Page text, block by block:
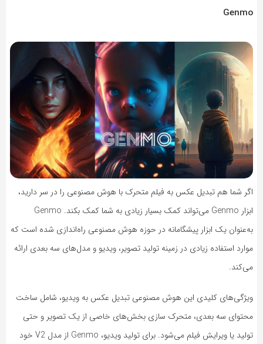
Genmo
اگر شما هم تبدیل عکس به فیلم متحرک با هوش مصنوعی را در سر دارید،
ابزار Genmo می‌تواند کمک بسیار زیادی به شما کمک بکند. Genmo
به‌عنوان یک ابزار پیشگامانه در حوزه هوش مصنوعی راه‌اندازی شده است که
موارد استفاده زیادی در زمینه تولید تصویر، ویدیو و مدل‌های سه بعدی ارائه
می‌کند.
ویژگی‌های کلیدی این هوش مصنوعی تبدیل عکس به ویدیو، شامل ساخت
محتوای سه بعدی، متحرک سازی بخش‌های خاصی از یک تصویر و حتی
تولید یا ویرایش فیلم می‌شود. برای تولید ویدیو، Genmo از مدل V2 خود